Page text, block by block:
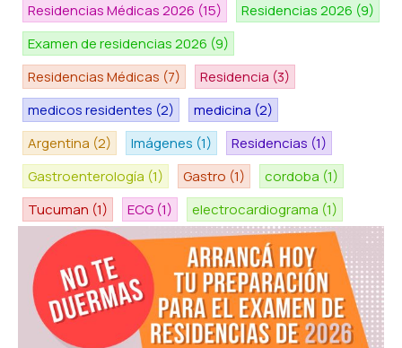
Residencias Médicas 2026 (15) Residencias 2026 (9)
Examen de residencias 2026 (9)
Residencias Médicas (7) Residencia (3)
medicos residentes (2) medicina (2)
Argentina (2) Imágenes (1) Residencias (1)
Gastroenterología (1) Gastro (1) cordoba (1)
Tucuman (1) ECG (1) electrocardiograma (1)